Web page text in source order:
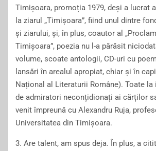
Timișoara, promoția 1979, deși a lucrat
la ziarul „Timișoara”, fiind unul dintre
și ziarului, și, în plus, coautor al
Timișoara”, poezia nu l-a părăsit
volume, scoate antologii, CD-uri cu
lansări în arealul apropiat, chiar și în
Național al Literaturii Române). Toate
de admiratori neconțidionați ai cărților
venit împreună cu Alexandru Ruja,
Universitatea din Timișoara.
3. Are talent, am spus deja. În plus, a